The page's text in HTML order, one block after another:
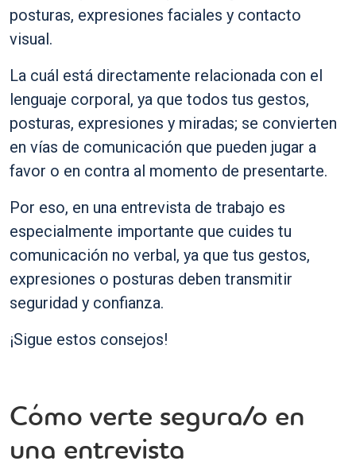
posturas, expresiones faciales y contacto
visual.
La cuál está directamente relacionada con el
lenguaje corporal, ya que todos tus gestos,
posturas, expresiones y miradas; se convierten
en vías de comunicación que pueden jugar a
favor o en contra al momento de presentarte.
Por eso, en una entrevista de trabajo es
especialmente importante que cuides tu
comunicación no verbal, ya que tus gestos,
expresiones o posturas deben transmitir
seguridad y confianza.
¡Sigue estos consejos!
Cómo verte segura/o en
una entrevista